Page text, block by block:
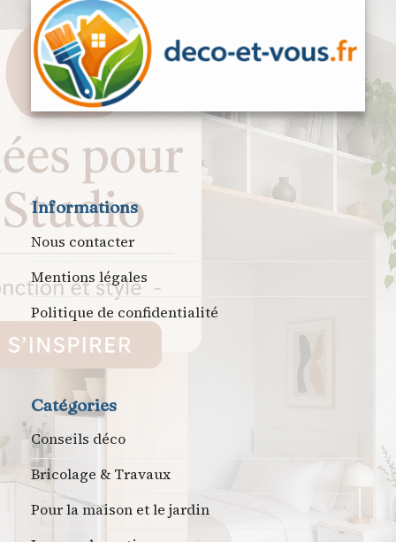
Informations
Nous contacter
Mentions légales
Politique de confidentialité
Catégories
Conseils déco
Bricolage & Travaux
Pour la maison et le jardin